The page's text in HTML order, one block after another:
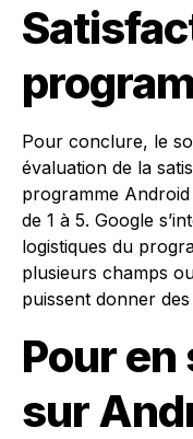
Pour conclure, le
évaluation de la
programme
de 1 à 5. Google
logistiques du
plusieurs champs
puissent donner
Pour
sur